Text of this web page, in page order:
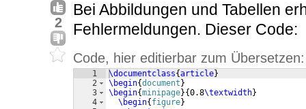
2
Bei Abbildungen und Tabellen
Fehlermeldungen. Dieser Code:
Code, hier editierbar zum Übersetzen:
1
2
3
4
\documentclass{article}
\begin{document }
\begin{minipage}{0.8\textwidth}
\begin{ figure}